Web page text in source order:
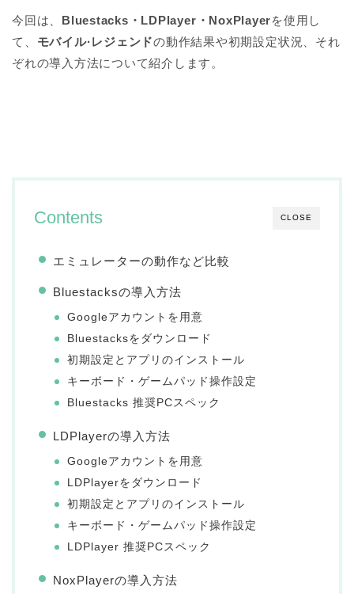
今回は、 Bluestacks・ LDPlayer・NoxPlayerを使用し
て、 モバイル·レジェンドの動作結果や初期設定状況、それ
ぞれの導入方法について紹介します。
CLOSE
Contents
エミュレーターの動作など比較
Bluestacksの導入方法
Googleアカウントを用意
Bluestacksをダウンロード
初期設定とアプリのインストール
キーボード・ゲームパッド操作設定
Bluestacks 推奨PCスペック
LDPlayerの導入方法
Googleアカウントを用意
LDPlayerをダウンロード
初期設定とアプリのインストール
キーボード・ゲームパッド操作設定
LDPlayer 推奨PCスペック
NoxPlayerの導入方法